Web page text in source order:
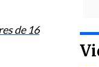
de 16